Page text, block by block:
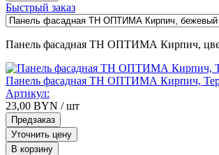
Быстрый заказ
Панель фасадная ТН ОПТИМА Кирпич,
Панель фасадная ТН ОПТИМА Кирпич,
Артикул:
23,00 BYN / шт
Предзаказ
Уточнить цену
В корзину